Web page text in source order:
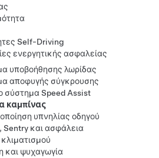
Self-Driving
ενεργητικής ασφαλείας
υποβοήθησης λωρίδας
αποφυγής σύγκρουσης
σύστημα Speed Assist
καμπίνας
υπνηλίας οδηγού
Sentry και ασφάλεια
και ψυχαγωγία